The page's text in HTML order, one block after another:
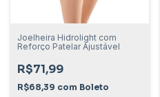
Joelheira Hidrolight com
Reforço Patelar Ajustável
R$71,99
R$68,39 com Boleto